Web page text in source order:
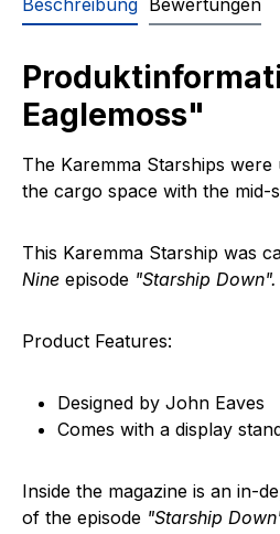
Beschreibung Bewertungen
Eaglemoss"
The Karemma Starships
the cargo space with the mid-
This Karemma Starship was
Nine episode "Starship Down".
Product Features:
Designed by John Eaves
Comes with a display
Inside the magazine is an in-
of the episode "Starship